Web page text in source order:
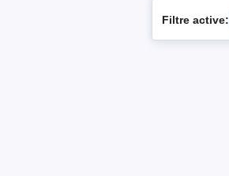
Filtre active: